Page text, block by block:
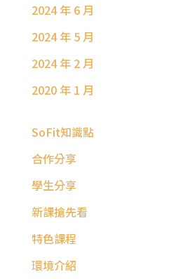
2024 年 6 月
2024 年 5 月
2024 年 2 月
2020 年 1 月
SoFit知識點
合作分享
學生分享
新課搶先看
特色課程
環境介紹